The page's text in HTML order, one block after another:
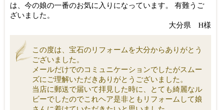
は、今の娘の一番のお気に入りになっています。 有難うご
ざいました。
大分県 H様
この度は、宝石のリフォームを大分からありがとう
ございました。
メールだけでのコミュニケーションでしたがスムー
ズにご理解いただきありがとうございました。
当店に郵送で届いて拝見した時に、とても綺麗なル
ビーでしたのでこれヘア是非ともリフォームして娘